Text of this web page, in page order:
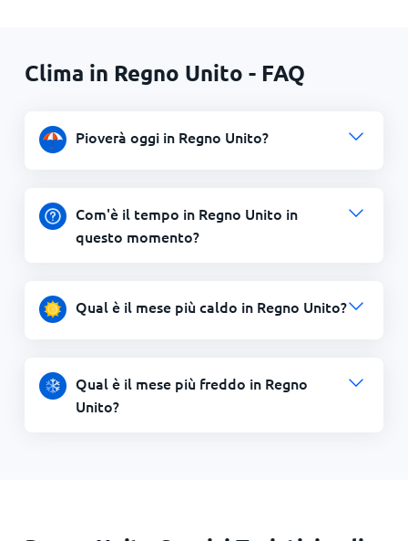
Clima in Regno Unito - FAQ
Pioverà oggi in Regno Unito?
Com'è il tempo in Regno Unito in
questo momento?
Qual è il mese più caldo in Regno Unito?
Qual è il mese più freddo in Regno
Unito?